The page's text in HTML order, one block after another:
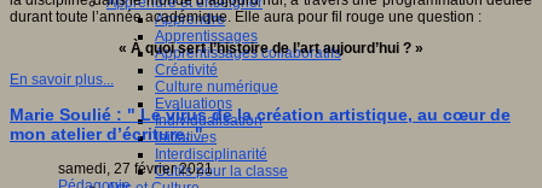
Apprendre
Apprentissages
Apprentissages collaboratifs
Créativité
Culture numérique
Evaluations
Individualisation
Initiatives
Interdisciplinarité
Outils pour la classe
durant toute l’année académique. Elle aura pour fil rouge une question :
« À quoi sert l’histoire de l’art aujourd’hui ? »
En savoir plus...
Marie Soulié : " Le virus de la création artistique, au cœur de
mon atelier d’écriture. "
samedi, 27 février 2021